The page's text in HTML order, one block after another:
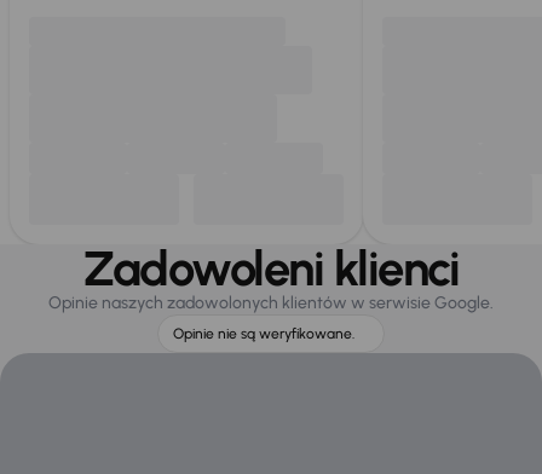
Zadowoleni klienci
Opinie naszych zadowolonych klientów w serwisie Google.
Opinie nie są weryfikowane.